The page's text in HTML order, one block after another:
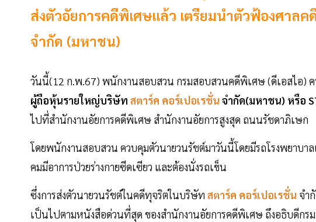
ส่งตัวอัยการคดีพิเศษเเล้ว เตรียมนำตัวฟ้องศาล
จำกัด (มหาชน)
วันนี้(12 ก.พ.67) พนักงานสอบสวน กรมสอบสวนคดีพิเศษ (ดีเอสไอ) ค
ผู้ถือหุ้นรายใหญ่บริษัท สตาร์ค คอร์เปอเรชั่น จำกัด(มหาชน) หรือ
ไปที่สำนักงานอัยการคดีพิเศษ สำนักงานอัยการสูงสุด ถนนรัชดาภิเษก
โดยพนักงานสอบสวน ควบคุมตัวนายวนรัชต์มาวันนี้โดยมีรถโรงพยาบ
คมมีอาการป่วยร่างกายซีดเซียว และต้องนั่งรถเข็น
ซึ่งการส่งตัวนายวนรัชต์ในคดีทุจริตในบริษัท สตาร์ค คอร์เปอเรชั่น จำ
เป็นไปตามหนังสือด่วนที่สุด ของสำนักงานอัยการคดีพิเศษ ถึงอธิบดีก